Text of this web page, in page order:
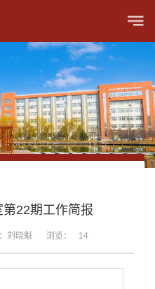
22期工作简报
刘晓魁 浏览： 14